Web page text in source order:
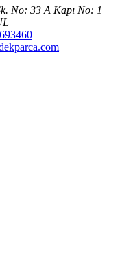
No: 33 A Kapı No: 1